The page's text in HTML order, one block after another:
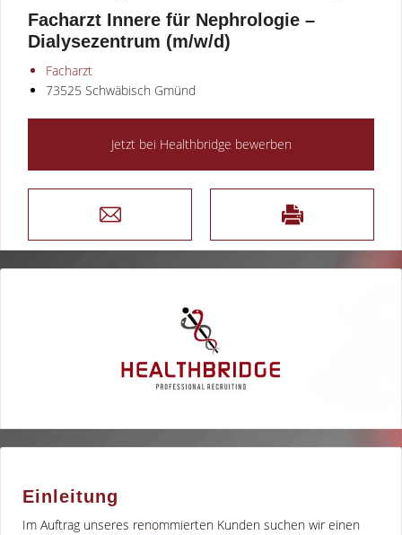
Facharzt Innere für Nephrologie –
Dialysezentrum (m/w/d)
Facharzt
73525 Schwäbisch Gmünd
Einleitung
Im Auftrag unseres renommierten Kunden suchen wir einen